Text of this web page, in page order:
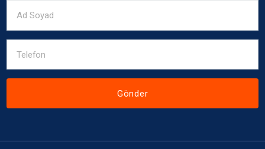
Gönder